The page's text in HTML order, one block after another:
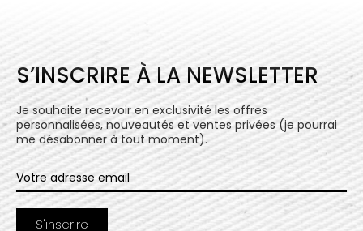
S’INSCRIRE À LA NEWSLETTER
Je souhaite recevoir en exclusivité les offres
personnalisées, nouveautés et ventes privées (je pourrai
me désabonner à tout moment).